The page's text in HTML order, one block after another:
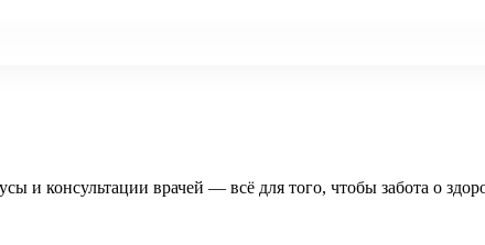
и консультации врачей — всё для того, чтобы забота о